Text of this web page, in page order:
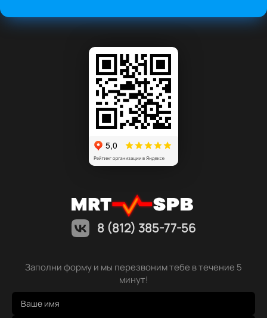
8 (812) 385-77-56
Заполни форму и мы перезвоним тебе в течение 5
минут!